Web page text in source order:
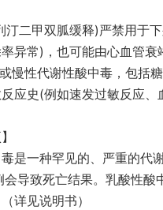
汀二甲双胍缓释)严禁用于
异常)，也可能由心血管
慢性代谢性酸中毒，包括
应史(例如速发过敏反应
是一种罕见的、严重的代
导致死亡结果。乳酸性酸
详见说明书）